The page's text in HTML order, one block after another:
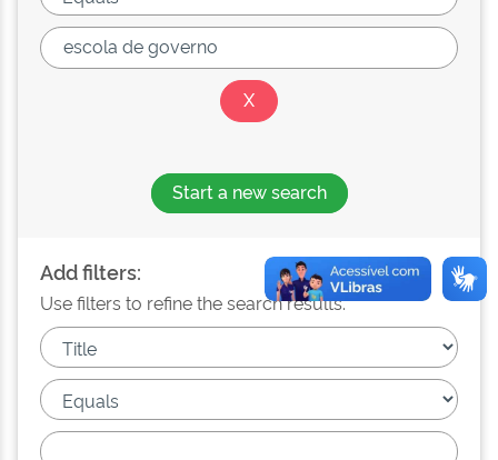
Start a new search
Add filters:
Use filters to refine the search results.